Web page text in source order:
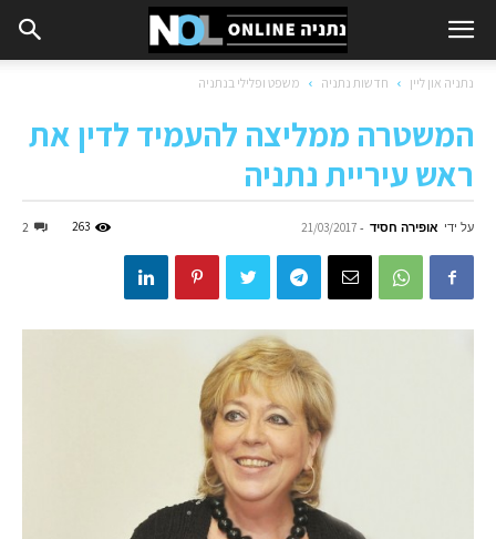
נתניה און ליין חדשות נתניה משפט ופלילי בנתניה
המשטרה ממליצה להעמיד לדין את
ראש עיריית נתניה
על ידי אופירה חסיד -
21/03/2017
2 263